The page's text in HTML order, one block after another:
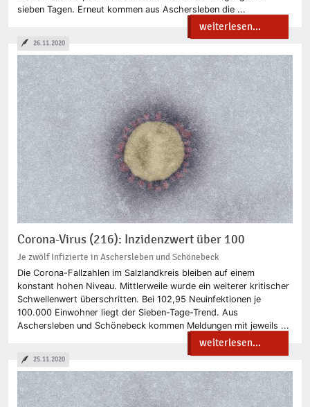
sieben Tagen. Erneut kommen aus Aschersleben die ...
weiterlesen...
Corona-Virus (216): Inzidenzwert über 100
Je zwölf Infizierte in Aschersleben und Schönebeck
Die Corona-Fallzahlen im Salzlandkreis bleiben auf einem
konstant hohen Niveau. Mittlerweile wurde ein weiterer kritischer
Schwellenwert überschritten. Bei 102,95 Neuinfektionen je
100.000 Einwohner liegt der Sieben-Tage-Trend. Aus
Aschersleben und Schönebeck kommen Meldungen mit jeweils ...
weiterlesen...
26.11.2020
25.11.2020